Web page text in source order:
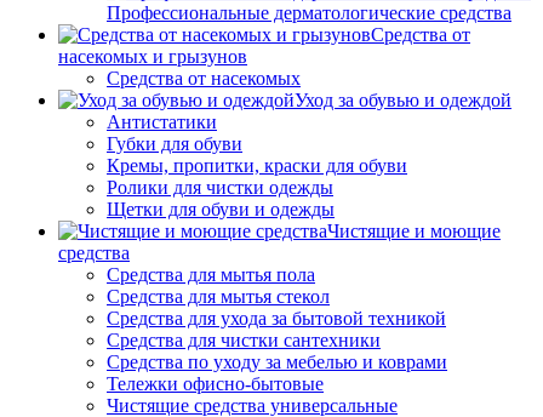
Профессиональные дерматологические средства
Средства от
насекомых и грызунов
Средства от насекомых
Уход за обувью и одеждой
Антистатики
Губки для обуви
Кремы, пропитки, краски для обуви
Ролики для чистки одежды
Щетки для обуви и одежды
Чистящие и моющие
средства
Средства для мытья пола
Средства для мытья стекол
Средства для ухода за бытовой техникой
Средства для чистки сантехники
Средства по уходу за мебелью и коврами
Тележки офисно-бытовые
Чистящие средства универсальные